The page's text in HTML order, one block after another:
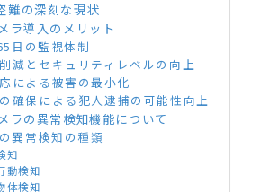
難の深刻な現状
ラ導入のメリット
日の監視体制
減とセキュリティレベルの向上
による被害の最小化
確保による犯人逮捕の可能性向上
ラの異常検知機能について
異常検知の種類
知
動検知
体検知